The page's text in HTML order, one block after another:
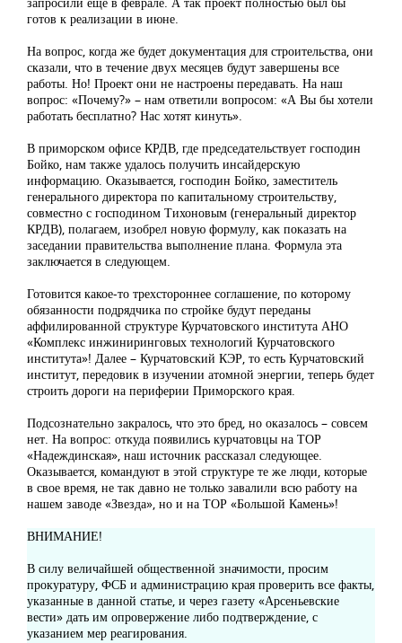
готов к реализации в июне.
На вопрос, когда же будет документация для строительства, они
сказали, что в течение двух месяцев будут завершены все
работы. Но! Проект они не настроены передавать. На наш
вопрос: «Почему?» – нам ответили вопросом: «А Вы бы хотели
работать бесплатно? Нас хотят кинуть».
В приморском офисе КРДВ, где председательствует господин
Бойко, нам также удалось получить инсайдерскую
информацию. Оказывается, господин Бойко, заместитель
генерального директора по капитальному строительству,
совместно с господином Тихоновым (генеральный директор
КРДВ), полагаем, изобрел новую формулу, как показать на
заседании правительства выполнение плана. Формула эта
заключается в следующем.
Готовится какое-то трехстороннее соглашение, по которому
обязанности подрядчика по стройке будут переданы
аффилированной структуре Курчатовского института АНО
«Комплекс инжиниринговых технологий Курчатовского
института»! Далее – Курчатовский КЭР, то есть Курчатовский
институт, передовик в изучении атомной энергии, теперь будет
строить дороги на периферии Приморского края.
Подсознательно закралось, что это бред, но оказалось – совсем
нет. На вопрос: откуда появились курчатовцы на ТОР
«Надеждинская», наш источник рассказал следующее.
Оказывается, командуют в этой структуре те же люди, которые
в свое время, не так давно не только завалили всю работу на
нашем заводе «Звезда», но и на ТОР «Большой Камень»!
ВНИМАНИЕ!
В силу величайшей общественной значимости, просим
прокуратуру, ФСБ и администрацию края проверить все факты,
указанные в данной статье, и через газету «Арсеньевские
вести» дать им опровержение либо подтверждение, с
указанием мер реагирования.